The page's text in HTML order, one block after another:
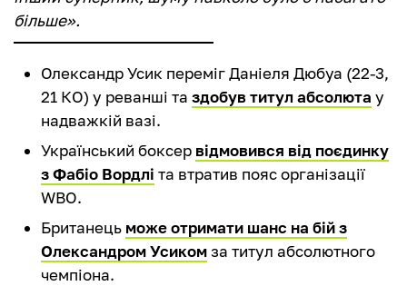
більше».
Олександр Усик переміг Даніеля Дюбуа (22-3,
21 КО) у реванші та здобув титул абсолюта у
надважкій вазі.
Український боксер відмовився від поєдинку
з Фабіо Вордлі та втратив пояс організації
WBO.
Британець може отримати шанс на бій з
Олександром Усикомза титул абсолютного
чемпіона.